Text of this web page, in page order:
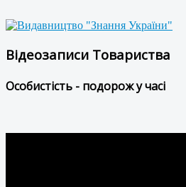
Відеозаписи Товариства
Особистість - подорож у часі